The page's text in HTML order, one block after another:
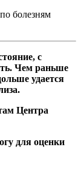
по болезням
с
Чем раньше
удается
Центра
для оценки